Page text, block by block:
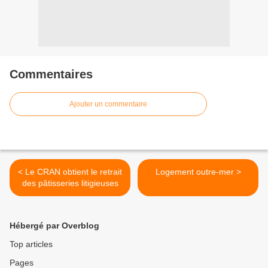
Commentaires
Ajouter un commentaire
< Le CRAN obtient le retrait
des pâtisseries litigieuses
Logement outre-mer >
Hébergé par Overblog
Top articles
Pages